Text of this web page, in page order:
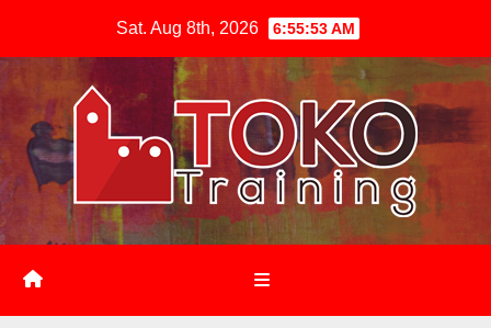
Sat. Aug 8th, 2026 6:55:55 AM